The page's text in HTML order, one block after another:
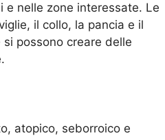
e nelle zone interessate. Le
il collo, la pancia e il
possono creare delle
atopico, seborroico e